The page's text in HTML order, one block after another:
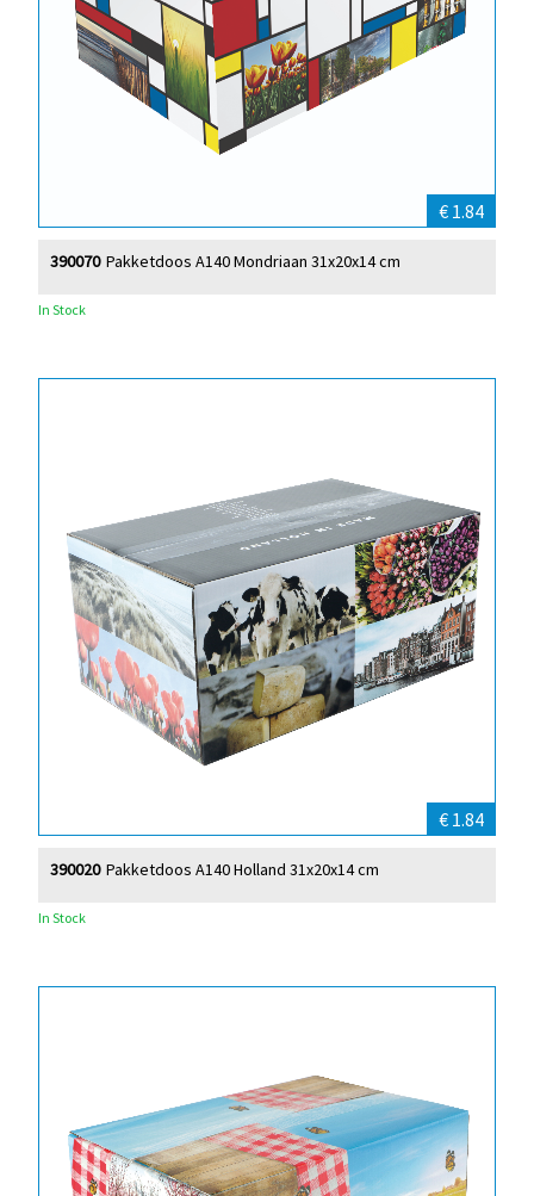
€ 1.84
Pakketdoos A140 Mondriaan 31x20x14 cm
390070
In Stock
€ 1.84
Pakketdoos A140 Holland 31x20x14 cm
390020
In Stock